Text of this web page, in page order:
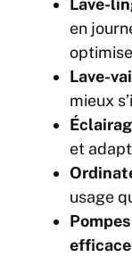
Lave-
en
Lave-
mieux
et
usage